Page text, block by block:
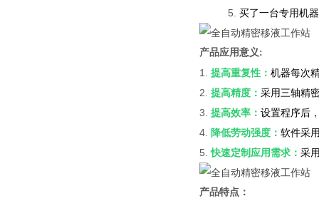
5. 买了一台专用机
产品应用意义:
1. 提高重复性： 机器每次
2. 提高精度： 采用三轴精
3. 提高效率： 设置程序后
4.
降低劳动强度： 软件采
5.快速定制应用需求： 采
产品特点：